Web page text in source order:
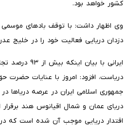
کشور خواهد بود.
وی اظهار داشت: با توقف بادهای
دزدان دریایی فعالیت خود را در خلیج
ایرانی با بیان
دریاست، افزود: امروز با عنایات
جمهوری اسلامی ایران در عرصه دریاها
دریای عمان و شمال اقیانوس هند
اقتدار دریایی موجب آن شده است که در